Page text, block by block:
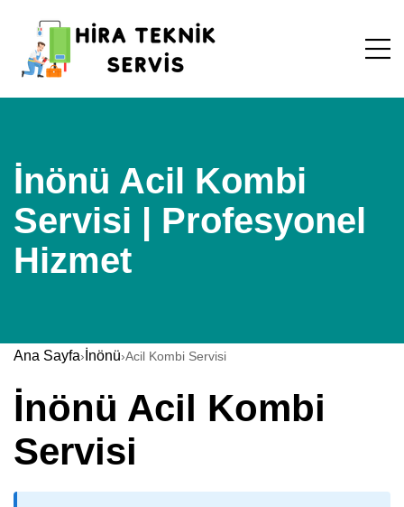
İnönü Acil Kombi
Servisi | Profesyonel
Hizmet
Ana Sayfa› İnönü›Acil Kombi Servisi
İnönü Acil Kombi
Servisi